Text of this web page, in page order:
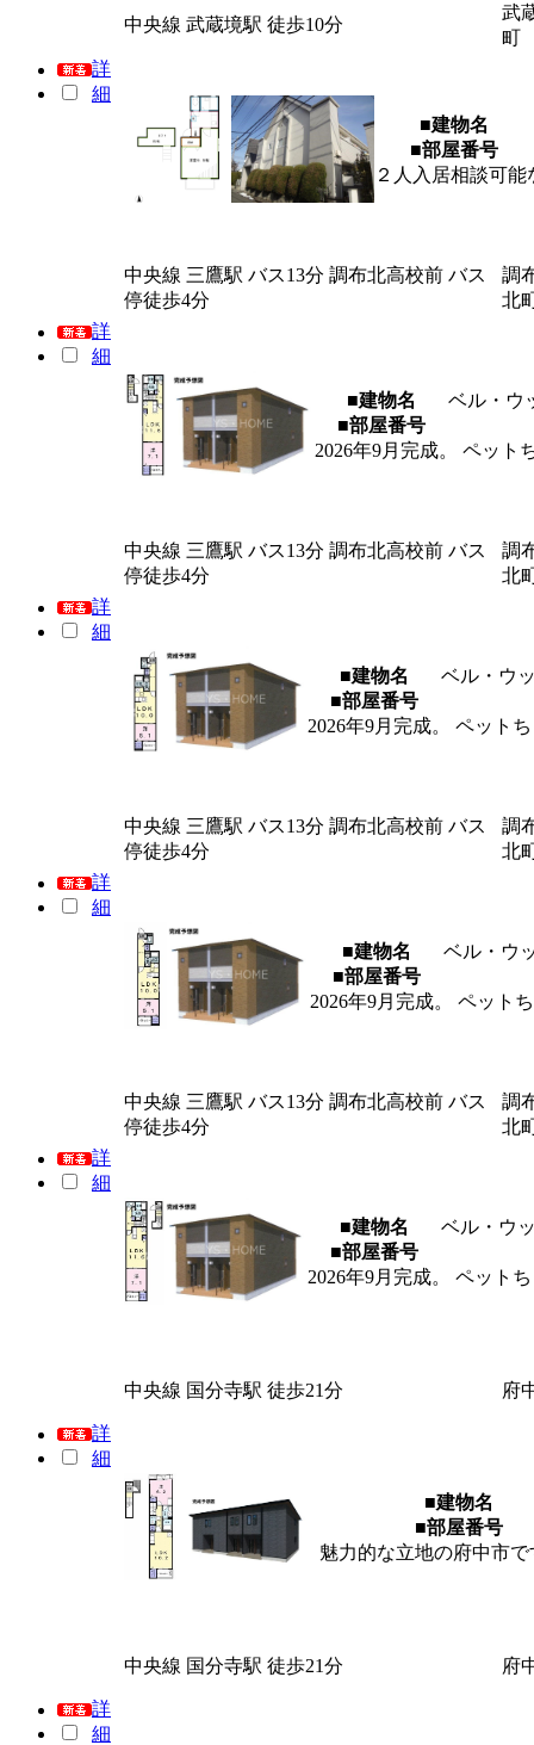
詳
細
中央線 武蔵境駅 徒歩10分
武
町
■建物名
■部屋番号
２人入居相談可
詳
細
中央線 三鷹駅 バス13分 調布北高校前 バス
停徒歩4分
調
北
■建物名
ベル・ウ
■部屋番号
2026年9月完成。 ペット
詳
細
中央線 三鷹駅 バス13分 調布北高校前 バス
停徒歩4分
調
北
■建物名
ベル・ウ
■部屋番号
2026年9月完成。 ペット
詳
細
中央線 三鷹駅 バス13分 調布北高校前 バス
停徒歩4分
調
北
■建物名
ベル・ウ
■部屋番号
2026年9月完成。 ペット
詳
細
中央線 三鷹駅 バス13分 調布北高校前 バス
停徒歩4分
調
北
■建物名
ベル・ウ
■部屋番号
2026年9月完成。 ペット
詳
細
中央線 国分寺駅 徒歩21分 府
■建物名
■部屋番号
魅力的な立地の府中市
詳
細
中央線 国分寺駅 徒歩21分 府